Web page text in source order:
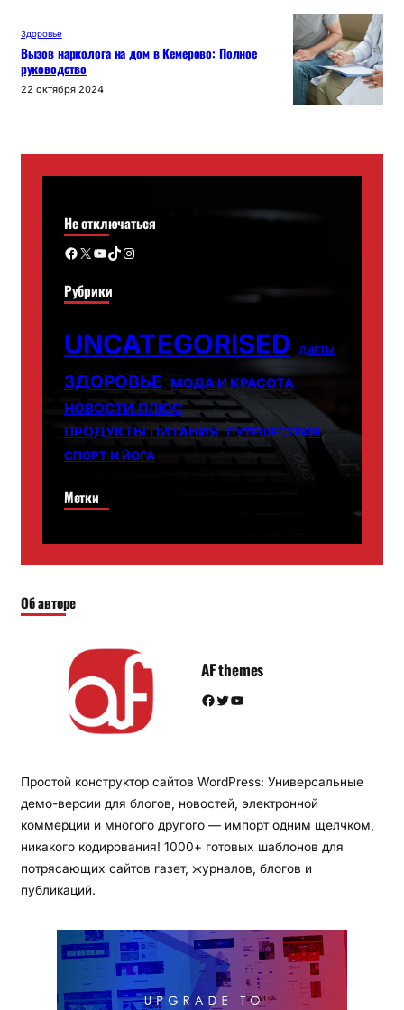
Здоровье
Вызов нарколога на дом в Кемерово: Полное
руководство
22 октября 2024
Не отключаться
Facebook X YouTube TikTok Instagram
Рубрики
UNCATEGORISED ДИЕТЫ
ЗДОРОВЬЕ МОДА И КРАСОТА
НОВОСТИ ПЛЮС
ПРОДУКТЫ ПИТАНИЯ ПУТЕШЕСТВИЯ
СПОРТ И ЙОГА
Метки
Об авторе
AF themes
Facebook Twitter YouTube
Простой конструктор сайтов WordPress: Универсальные
демо-версии для блогов, новостей, электронной
коммерции и многого другого — импорт одним щелчком,
никакого кодирования! 1000+ готовых шаблонов для
потрясающих сайтов газет, журналов, блогов и
публикаций.